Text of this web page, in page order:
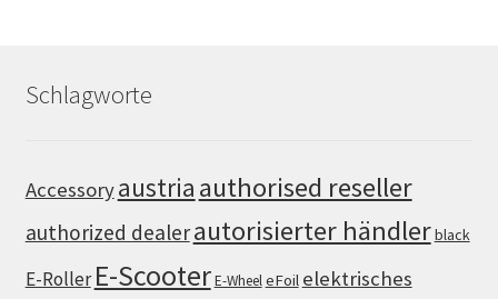
Schlagworte
Accessoryaustria authorised reseller
authorized dealerautorisierter händlerblack
E-Roller E-ScooterE-WheeleFoil elektrisches